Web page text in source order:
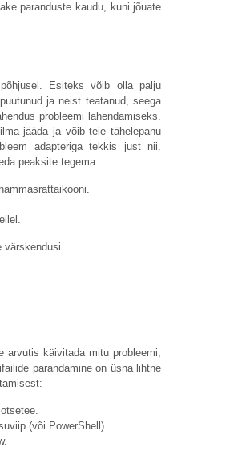
paranduste kaudu, kuni jõuate
Esiteks võib olla palju
ja neist teatanud, seega
probleemi lahendamiseks.
jääda ja võib teie tähelepanu
adapteriga tekkis just nii.
peaksite tegema:
värskendusi.
arvutis käivitada mitu probleemi,
parandamine on üsna lihtne
(või PowerShell).